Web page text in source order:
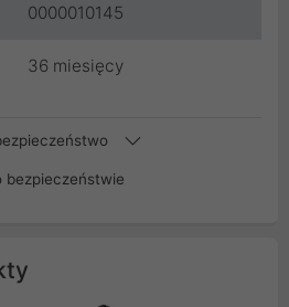
0000010145
36 miesięcy
bezpieczeństwie